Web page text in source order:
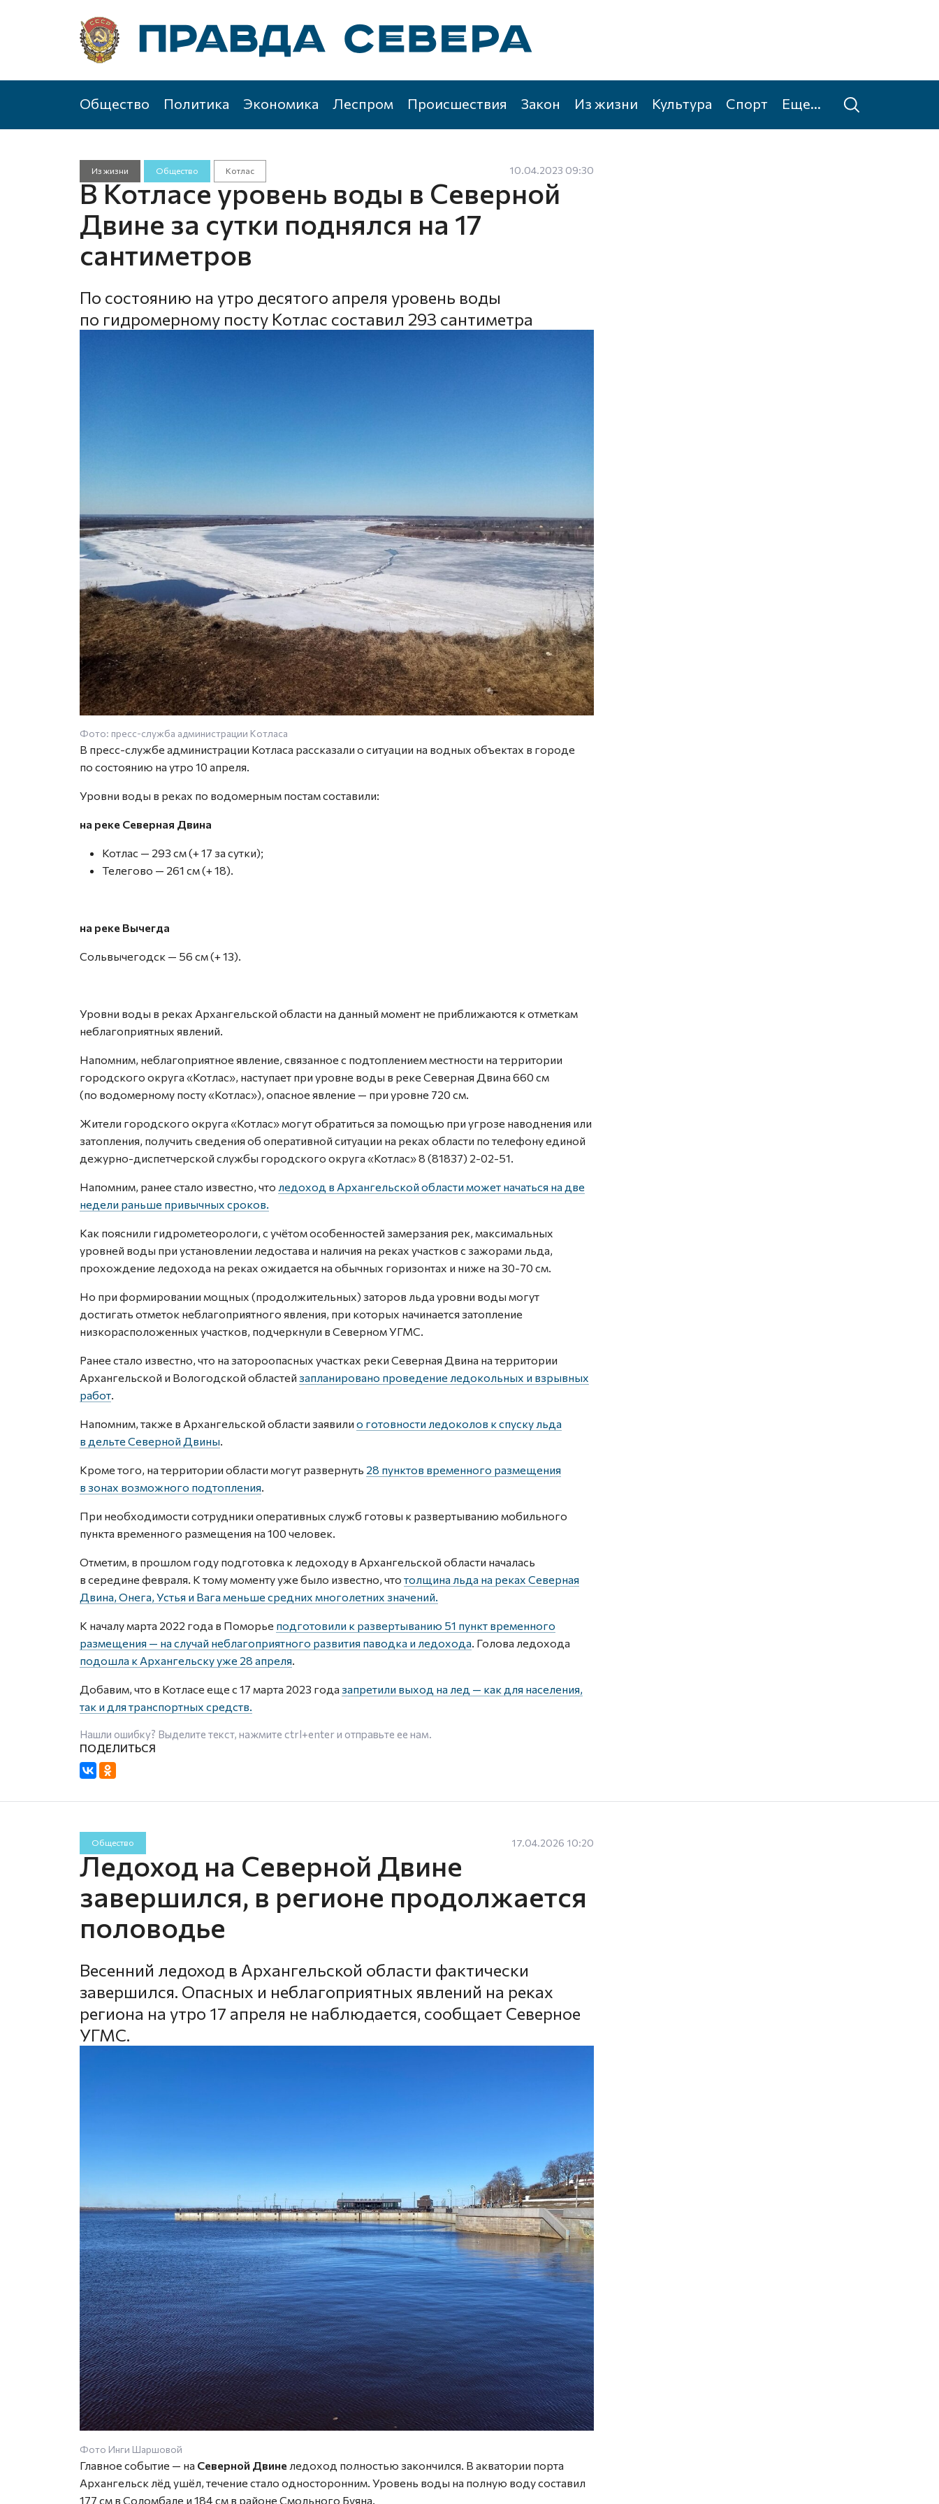
Общество Политика Экономика Леспром Происшествия Закон Из жизни Культура Спорт Еще...
Из жизни Общество Котлас 10.04.2023 09:30
В Котласе уровень воды в Северной
Двине за сутки поднялся на 17
сантиметров
По состоянию на утро десятого апреля уровень воды
по гидромерному посту Котлас составил 293 сантиметра
Фото: пресс-служба администрации Котласа
В пресс-службе администрации Котласа рассказали о ситуации на водных объектах в городе
по состоянию на утро 10 апреля.
Уровни воды в реках по водомерным постам составили:
на реке Северная Двина
Котлас — 293 см (+ 17 за сутки);
Телегово — 261 см (+ 18).
на реке Вычегда
Сольвычегодск — 56 см (+ 13).
Уровни воды в реках Архангельской области на данный момент не приближаются к отметкам
неблагоприятных явлений.
Напомним, неблагоприятное явление, связанное с подтоплением местности на территории
городского округа «Котлас», наступает при уровне воды в реке Северная Двина 660 см
(по водомерному посту «Котлас»), опасное явление — при уровне 720 см.
Жители городского округа «Котлас» могут обратиться за помощью при угрозе наводнения или
затопления, получить сведения об оперативной ситуации на реках области по телефону единой
дежурно-диспетчерской службы городского округа «Котлас» 8 (81837) 2-02-51.
Напомним, ранее стало известно, что ледоход в Архангельской области может начаться на две
недели раньше привычных сроков.
Как пояснили гидрометеорологи, с учётом особенностей замерзания рек, максимальных
уровней воды при установлении ледостава и наличия на реках участков с зажорами льда,
прохождение ледохода на реках ожидается на обычных горизонтах и ниже на 30-70 см.
Но при формировании мощных (продолжительных) заторов льда уровни воды могут
достигать отметок неблагоприятного явления, при которых начинается затопление
низкорасположенных участков, подчеркнули в Северном УГМС.
Ранее стало известно, что на затороопасных участках реки Северная Двина на территории
Архангельской и Вологодской областей запланировано проведение ледокольных и взрывных
работ.
Напомним, также в Архангельской области заявили о готовности ледоколов к спуску льда
в дельте Северной Двины.
Кроме того, на территории области могут развернуть 28 пунктов временного размещения
в зонах возможного подтопления.
При необходимости сотрудники оперативных служб готовы к развертыванию мобильного
пункта временного размещения на 100 человек.
Отметим, в прошлом году подготовка к ледоходу в Архангельской области началась
в середине февраля. К тому моменту уже было известно, что толщина льда на реках Северная
Двина, Онега, Устья и Вага меньше средних многолетних значений.
К началу марта 2022 года в Поморье подготовили к развертыванию 51 пункт временного
размещения — на случай неблагоприятного развития паводка и ледохода. Голова ледохода
подошла к Архангельску уже 28 апреля.
Добавим, что в Котласе еще с 17 марта 2023 года запретили выход на лед — как для населения,
так и для транспортных средств.
Нашли ошибку? Выделите текст, нажмите ctrl+enterи отправьте ее нам.
Общество 17.04.2026 10:20
Ледоход на Северной Двине
завершился, в регионе продолжается
половодье
Весенний ледоход в Архангельской области фактически
завершился. Опасных и неблагоприятных явлений на реках
региона на утро 17 апреля не наблюдается, сообщает Северное
УГМС.
Фото Инги Шаршовой
Главное событие — на Северной Двине ледоход полностью закончился. В акватории порта
Архангельск лёд ушёл, течение стало односторонним. Уровень воды на полную воду составил
177 см в Соломбале и 184 см в районе Смольного Буяна.